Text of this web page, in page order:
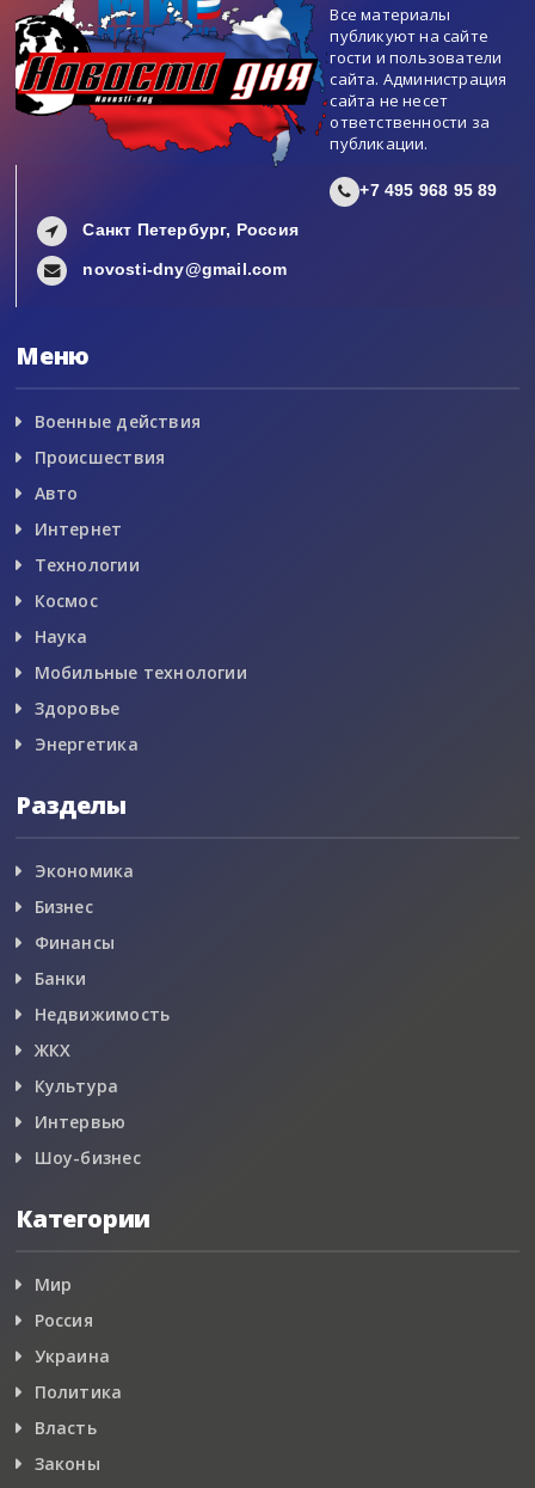
Все материалы
публикуют на сайте
гости и пользователи
сайта. Администрация
сайта не несет
ответственности за
публикации.
+7 495 968 95 89
Санкт Петербург, Россия
novosti-dny@gmail.com
Меню
Военные действия
Происшествия
Авто
Интернет
Технологии
Космос
Наука
Мобильные технологии
Здоровье
Энергетика
Разделы
Экономика
Бизнес
Финансы
Банки
Недвижимость
ЖКХ
Культура
Интервью
Шоу-бизнес
Категории
Мир
Россия
Украина
Политика
Власть
Законы